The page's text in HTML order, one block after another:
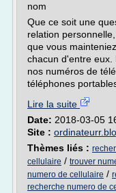
nom
Que ce soit une
relation
que vous
chacun d'entre
nos numéros de
téléphones
Lire la suite
Date: 2018-03-05
Site :
Thèmes liés :
cellulaire / trouver
numero de cellulaire /
recherche numero de